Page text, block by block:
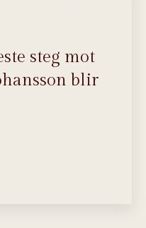
steg mot
blir